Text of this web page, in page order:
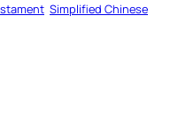
Simplified Chinese